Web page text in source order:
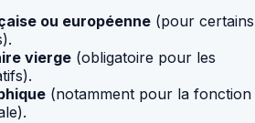
ou européenne (pour certains
vierge (obligatoire pour les
(notamment pour la fonction